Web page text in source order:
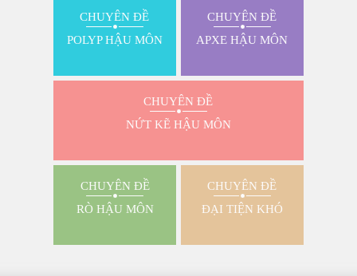
CHUYÊN ĐỀ
POLYP HẬU MÔN
CHUYÊN ĐỀ
APXE HẬU MÔN
CHUYÊN ĐỀ
NỨT KẼ HẬU MÔN
CHUYÊN ĐỀ
RÒ HẬU MÔN
CHUYÊN ĐỀ
ĐẠI TIỆN KHÓ